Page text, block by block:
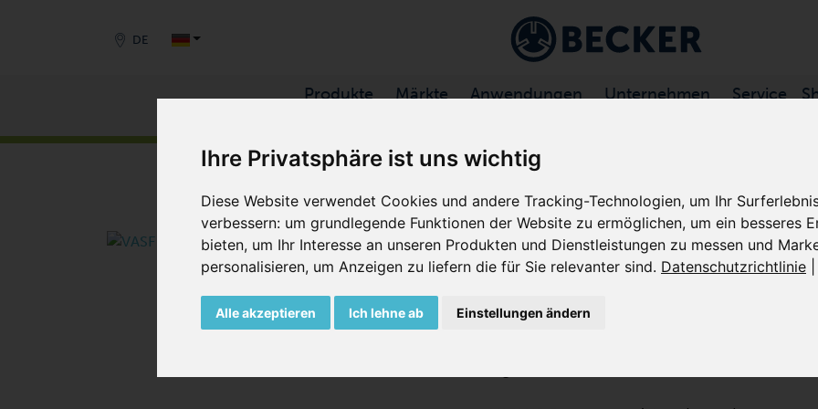
Ihre Privatsphäre ist uns wichtig
Diese Website verwendet Cookies und andere Tracking-Technologien, um Ihr
verbessern: um grundlegende Funktionen der Website zu ermöglichen, um ein besseres
bieten, um Ihr Interesse an unseren Produkten und Dienstleistungen zu messen und
personalisieren, um Anzeigen zu liefern die für Sie relevanter sind. Datenschutzrichtlinie
Alle akzeptieren Ich lehne ab Einstellungen ändern
DE
Produkte Märkte Anwendungen Unternehmen Service
VASF 2.50/1-
Die VASF 2.50/1-0.AC230 Basic ist eine
eine hohe Leistung bei 100% öl- und kontaktfreiem